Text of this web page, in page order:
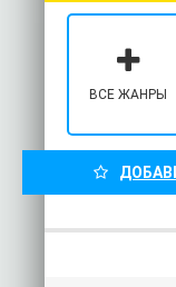
ВСЕ ЖАНРЫ